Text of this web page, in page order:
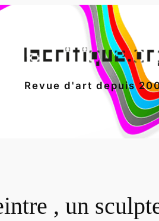
Revue d'art depuis
, un